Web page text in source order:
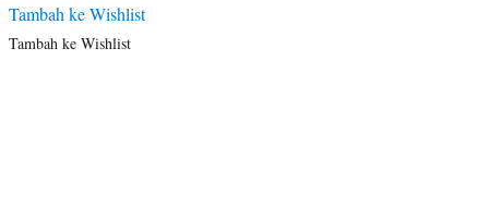
Tambah ke Wishlist
Tambah ke Wishlist